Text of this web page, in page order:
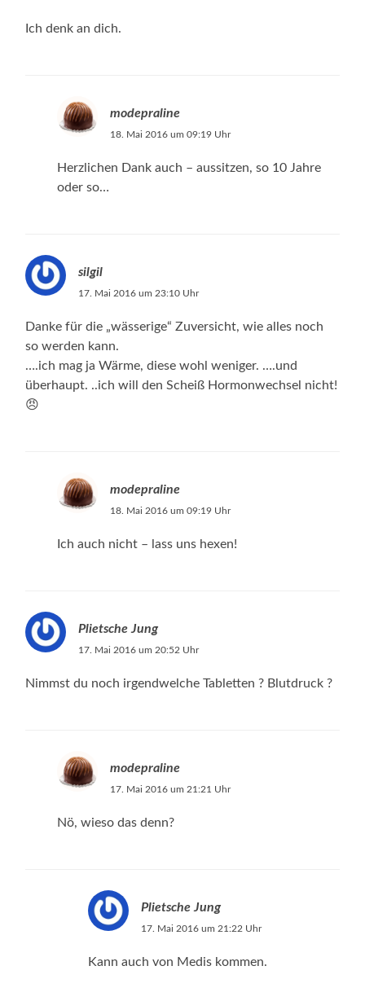
Ich denk an dich.
modepraline
18. Mai 2016 um 09:19 Uhr
Herzlichen Dank auch – aussitzen, so 10 Jahre
oder so…
silgil
17. Mai 2016 um 23:10 Uhr
Danke für die „wässerige“ Zuversicht, wie alles noch
so werden kann.
….ich mag ja Wärme, diese wohl weniger. ….und
überhaupt. ..ich will den Scheiß Hormonwechsel nicht!
😠
modepraline
18. Mai 2016 um 09:19 Uhr
Ich auch nicht – lass uns hexen!
Plietsche Jung
17. Mai 2016 um 20:52 Uhr
Nimmst du noch irgendwelche Tabletten ? Blutdruck ?
modepraline
17. Mai 2016 um 21:21 Uhr
Nö, wieso das denn?
Plietsche Jung
17. Mai 2016 um 21:22 Uhr
Kann auch von Medis kommen.